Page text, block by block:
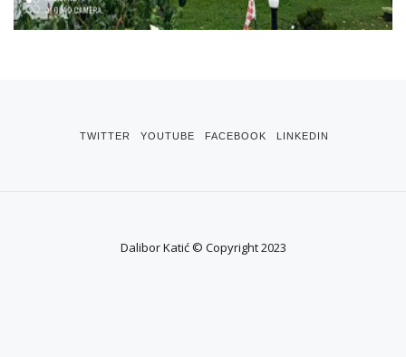
TWITTER YOUTUBE FACEBOOK LINKEDIN
Dalibor Katić © Copyright 2023